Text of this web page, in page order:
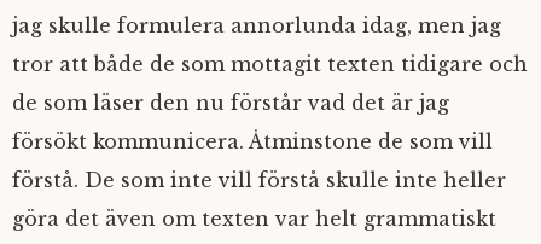
jag skulle formulera annorlunda idag, men jag
tror att både de som mottagit texten tidigare och
de som läser den nu förstår vad det är jag
försökt kommunicera. Åtminstone de som vill
förstå. De som inte vill förstå skulle inte heller
göra det även om texten var helt grammatiskt